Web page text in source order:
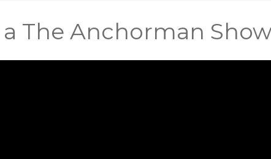
The Anchorman